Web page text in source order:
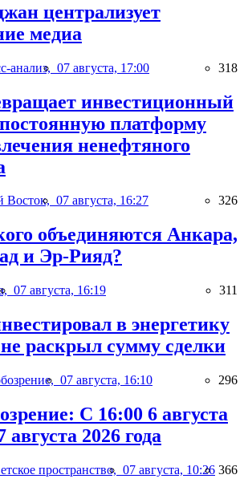
централизует
медиа
анализ, 07 августа, 17:00 318
инвестиционный
платформу
ненефтяного
Восток, 07 августа, 16:27 326
объединяются Анкара,
и Эр-Рияд?
07 августа, 16:19 311
в энергетику
раскрыл сумму сделки
07 августа, 16:10 296
С 16:00 6 августа
августа 2026 года
пространство, 07 августа, 10:26 366